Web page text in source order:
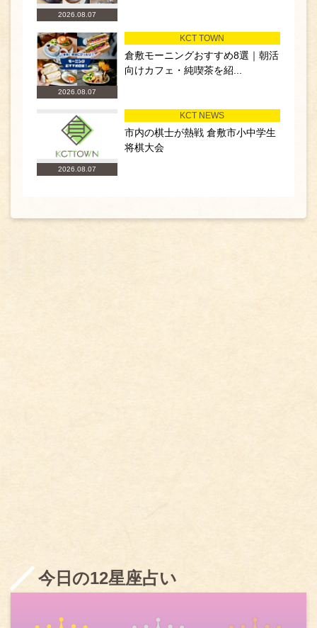
2026.08.07
2026.08.07
KCT TOWN
倉敷モーニングおすすめ8選｜朝活
向けカフェ・純喫茶を紹...
2026.08.07
KCT NEWS
市内の棋士が熱戦 倉敷市小中学生
将棋大会
今日の12星座占い